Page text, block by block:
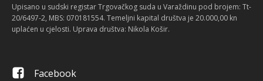
Upisano u sudski registar Trgovačkog suda u Varaždinu pod brojem: Tt-
20/6497-2, MBS: 070181554. Temeljni kapital društva je 20.000,00 kn
uplaćen u cjelosti. Uprava društva: Nikola Košir.
Facebook